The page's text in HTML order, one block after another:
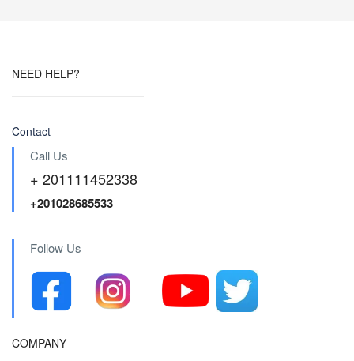
NEED HELP?
Contact
Call Us
+ 201111452338
+201028685533
Follow Us
COMPANY